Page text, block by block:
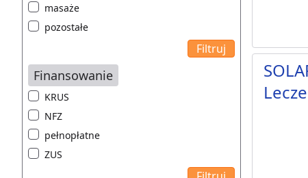
masaże
pozostałe
Finansowanie
KRUS
NFZ
pełnopłatne
ZUS